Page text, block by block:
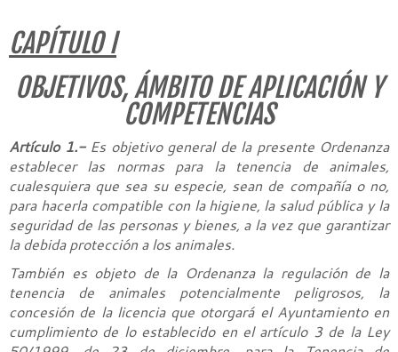
CAPÍTULO I
OBJETIVOS, ÁMBITO DE APLICACIÓN Y
COMPETENCIAS
Artículo 1.-Es objetivo general de la presente Ordenanza
establecer las normas para la tenencia de animales,
cualesquiera que sea su especie, sean de compañía o no,
para hacerla compatible con la higiene, la salud pública y la
seguridad de las personas y bienes, a la vez que garantizar
la debida protección a los animales.
También es objeto de la Ordenanza la regulación de la
tenencia de animales potencialmente peligrosos, la
concesión de la licencia que otorgará el Ayuntamiento en
cumplimiento de lo establecido en el artículo 3 de la Ley